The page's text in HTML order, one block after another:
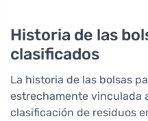
Historia de las
clasificados
La historia de las bolsas
estrechamente vinculada
clasificación de residuos